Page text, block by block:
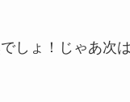
しょ！じゃあ次